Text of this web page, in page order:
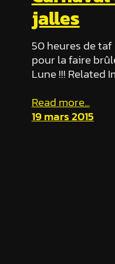
jalles
50 heures de
pour la faire
Lune !!! Related
Read more...
19 mars 2015